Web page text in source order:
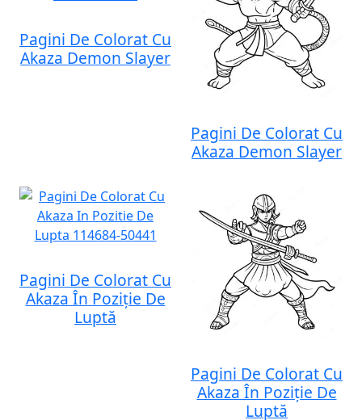
Pagini De Colorat Cu
Akaza Demon Slayer
Pagini De Colorat Cu
Akaza Demon Slayer
Pagini De Colorat Cu
Akaza În Poziție De
Luptă
Pagini De Colorat Cu
Akaza În Poziție De
Luptă